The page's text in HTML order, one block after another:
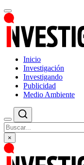
Inicio
Investigación
Investigando
Publicidad
Medio Ambiente
×